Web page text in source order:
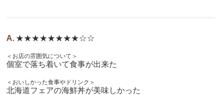
★★★★★★★★☆☆
＜お店の雰囲気について＞
個室で落ち着いて食事が出来た
＜おいしかった食事やドリンク＞
北海道フェアの海鮮丼が美味しかった